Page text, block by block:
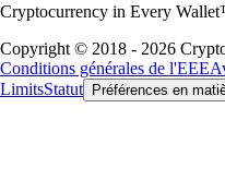
Cryptocurrency in Every
Copyright © 2018 - 2026
Conditions générales de l'EEE
LimitsStatut Préférences en